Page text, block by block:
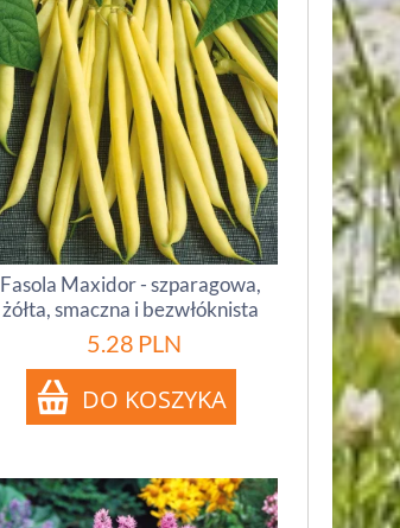
Fasola Maxidor - szparagowa,
żółta, smaczna i bezwłóknista
5.28 PLN